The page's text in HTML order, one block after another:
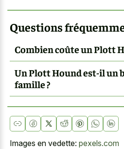
Questions
Combien coûte un Plott
Un Plott Hound est-il un
famille ?
Images en vedette: pexels.com